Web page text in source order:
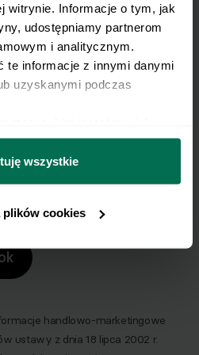
witrynie. Informacje o tym, jak
udostępniamy partnerom
i analitycznym.
te informacje z innymi danymi
uzyskanymi podczas
i w jaki sposób
w ramach
wszystkie
plików cookies
ćwiczeń na
handlowo-marketingowe
ustawy z dnia 18 lipca 2002 r.